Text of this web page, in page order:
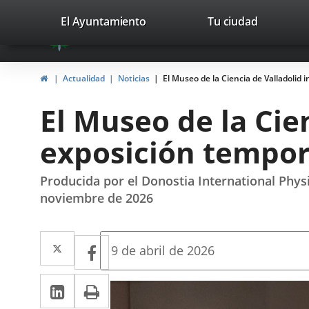
Portal
Web
del
Valladolid
avaTop
valladolid.es
El Ayuntamiento Tu ciudad
HomeActualidad Noticias El Museo de la Ciencia de Valladolid
El Museo de la
exposición
Producida por el Donostia International
noviembre de 2026
Twitter
Enlace
a
una
Facebook
Enlace
a
una
Linkedin
EnlacePrint
Fecha
la
9 de abril de 2026